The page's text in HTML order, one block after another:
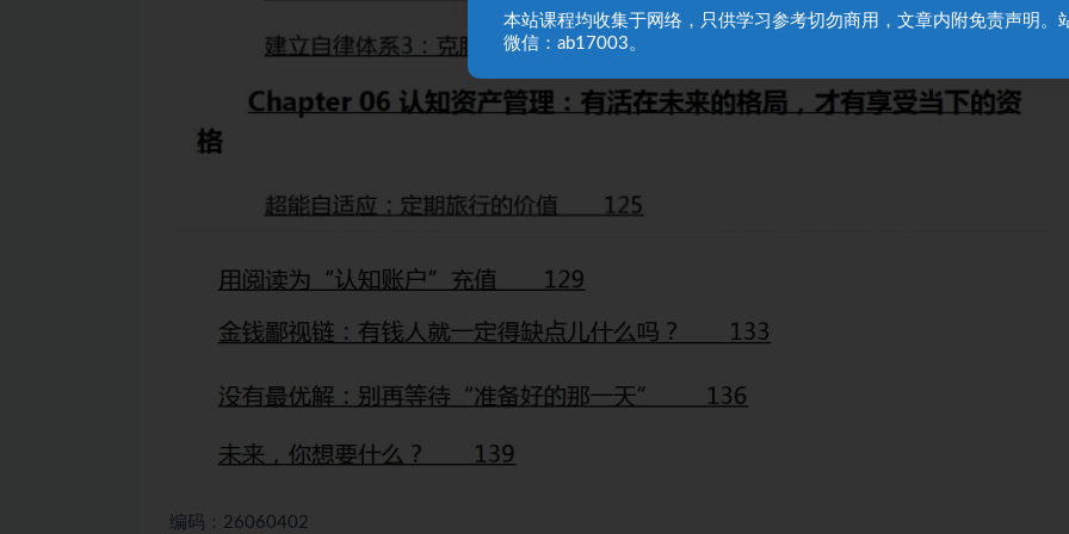
编码：26060402
本站课程均收集于网络，只供学习参考切勿商用，文章内附免责声明。
微信：ab17003。